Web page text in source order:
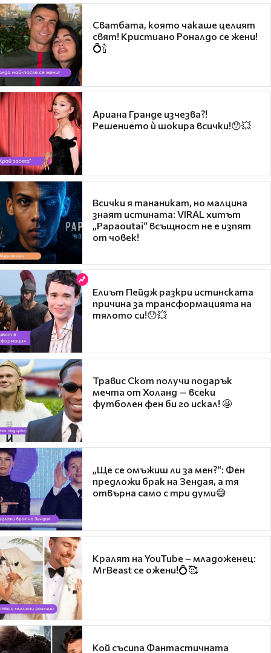
Сватбата, която чакаше целият
свят! Кристиано Роналдо се жени!
💍🍾
Ариана Гранде изчезва?!
Решението ѝ шокира всички!😯💥
Всички я тананикат, но малцина
знаят истината: VIRAL хитът
„Papaoutai“ всъщност не е изпят
от човек!
Елиът Пейдж разкри истинската
причина за трансформацията на
тялото си!😯💥
Травис Скот получи подарък
мечта от Холанд — всеки
футболен фен би го искал! 🤩
„Ще се омъжиш ли за мен?“: Фен
предложи брак на Зендая, а тя
отвърна само с три думи😅
Кралят на YouTube – младоженец:
MrBeast се ожени!💍🥰
Кой съсипа Фантастичната